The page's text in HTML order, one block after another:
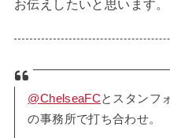
お伝えしたいと思います。
@ChelseaFCとスタンフ
の事務所で打ち合わせ。